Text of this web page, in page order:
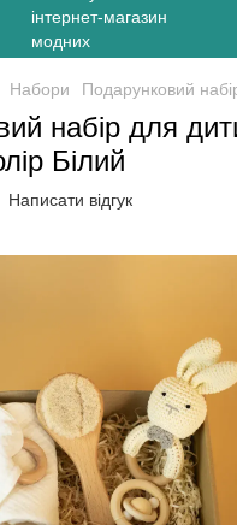
Набори Подарунковий
набір для
Білий
Написати відгук